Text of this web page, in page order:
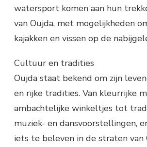
watersport komen aan hun
van Oujda, met mogelijkheden
kajakken en vissen op de
Cultuur en tradities
Oujda staat bekend om zijn
en rijke tradities. Van kleurrijke
ambachtelijke winkeltjes tot
muziek- en dansvoorstellingen,
iets te beleven in de straten van